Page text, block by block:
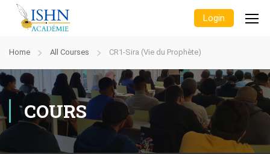
Login
Home All Courses CR1-Sira (Vie du Prophète)
COURS